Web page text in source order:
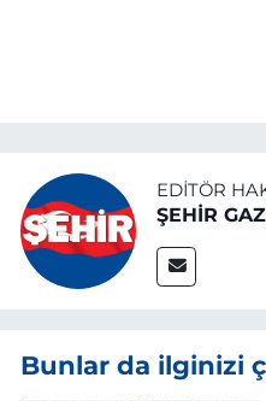
EDITÖR
ŞEHİR
Bunlar da ilginizi